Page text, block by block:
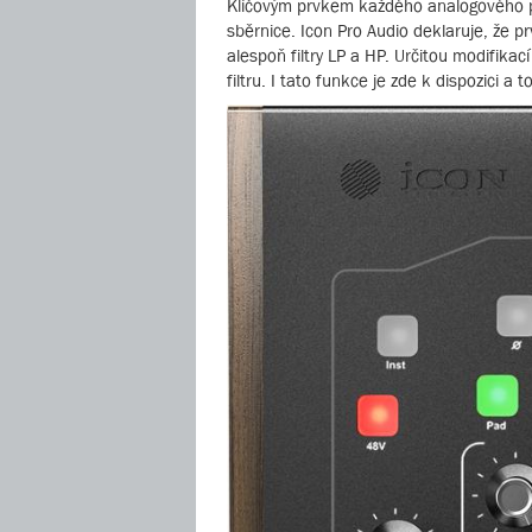
Klíčovým prvkem každého
sběrnice. Icon Pro Audio deklaruje, že
alespoň filtry LP a HP. Určitou
filtru. I tato funkce je zde k dispozici a